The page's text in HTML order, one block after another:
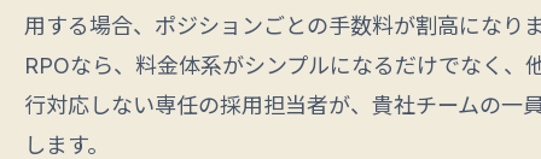
用する場合、ポジションごとの手数料が割高になり
RPOなら、料金体系がシンプルになるだけでなく、
行対応しない専任の採用担当者が、貴社チームの一
します。